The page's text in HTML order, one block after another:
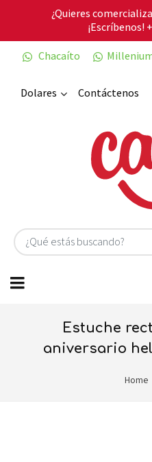
¿Quieres
¡Escríbenos!
Chacaíto
Dolares Contáctenos
estuche rectangular 50th
aniversario
Home